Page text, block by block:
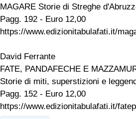
MAGARE Storie di Streghe
Pagg. 192 - Euro 12,00
https://www.edizionitabulafati.it/
David Ferrante
FATE, PANDAFECHE E
Storie di miti, superstizioni e
Pagg. 152 - Euro 12,00
https://www.edizionitabulafati.it/